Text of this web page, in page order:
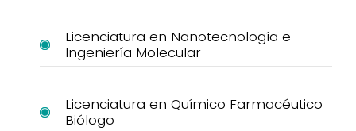
Licenciatura en Nanotecnología e
Ingeniería Molecular
Licenciatura en Químico Farmacéutico
Biólogo